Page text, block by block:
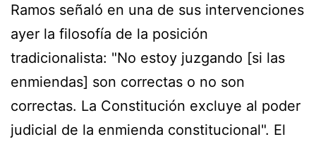
Ramos señaló en una de sus intervenciones
ayer la filosofía de la posición
tradicionalista: "No estoy juzgando [si las
enmiendas] son correctas o no son
correctas. La Constitución excluye al poder
judicial de la enmienda constitucional". El